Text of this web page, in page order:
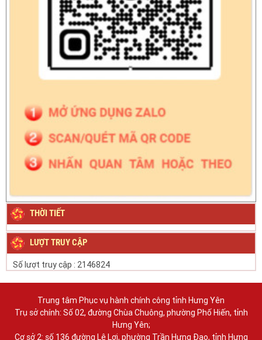
THỜI TIẾT
LƯỢT TRUY CẬP
Số lượt truy cập : 2146824
Trung tâm Phục vụ hành chính công tỉnh Hưng Yên
Trụ sở chính: Số 02, đường Chùa Chuông, phường Phố Hiến, tỉnh
Hưng Yên;
Cơ sở 2: số 136 đường Lê Lợi, phường Trần Hưng Đạo, tỉnh Hưng